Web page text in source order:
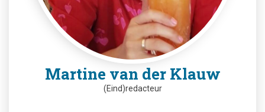
Martine van der Klauw
(Eind)redacteur